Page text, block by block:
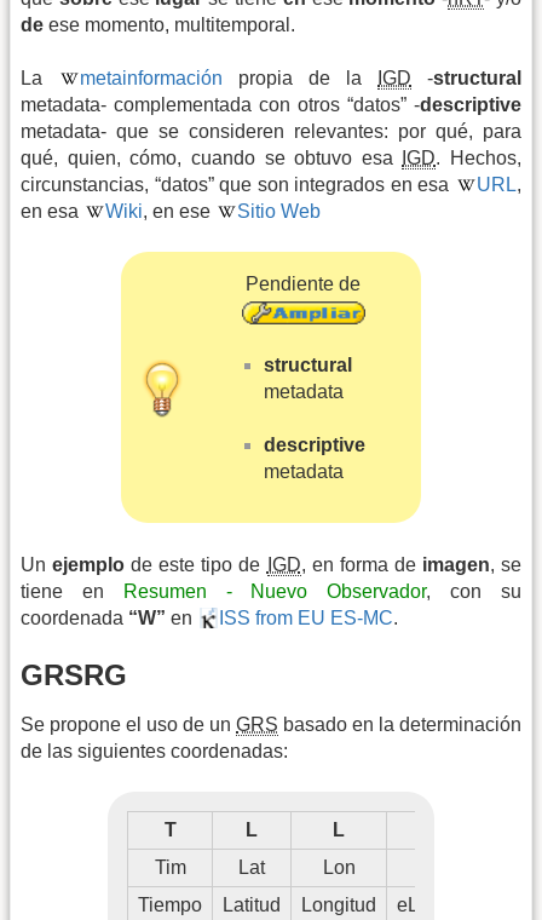
de ese momento, multitemporal.
La metainformación propia de la IGD -structural
metadata- complementada con otros “datos” -descriptive
metadata- que se consideren relevantes: por qué, para
qué, quien, cómo, cuando se obtuvo esa
IGD. Hechos,
circunstancias, “datos” que son integrados en esa
URL,
en esa
Wiki, en ese Sitio Web
Pendiente de
structural
metadata
descriptive
metadata
Unejemplo de este tipo de IGD, en forma de imagen, se
tiene en
Resumen - Nuevo Observador, con su
coordenada “W” en ISS from EU ES-MC.
GRSRG
Se propone el uso de un GRS basado en la determinación
de las siguientes coordenadas:
T L L
Tim
Lat Lon
Tiempo
Latitud Longitud
eLevación